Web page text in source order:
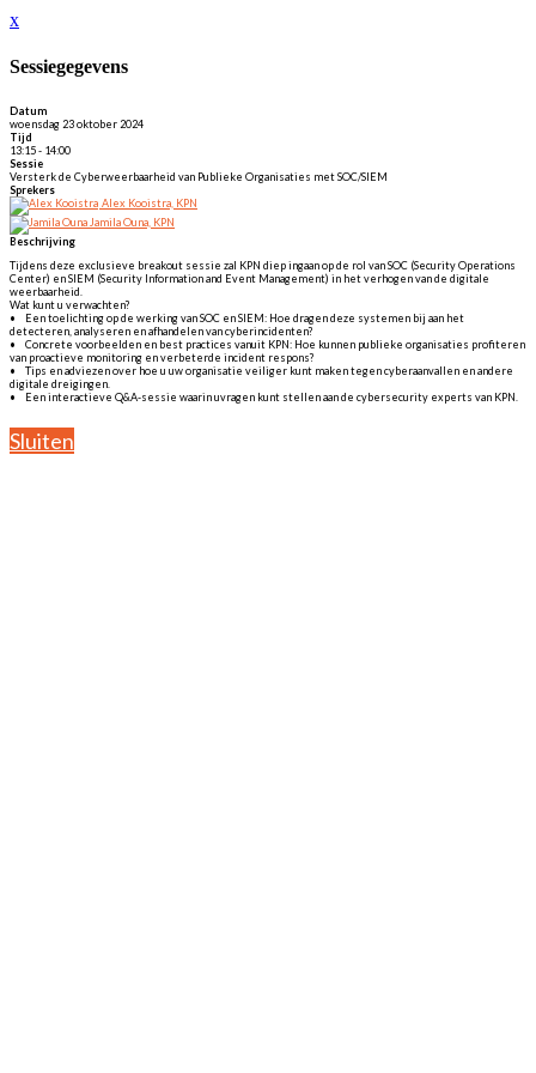
x
Sessiegegevens
Datum
woensdag 23 oktober 2024
Tijd
13:15 - 14:00
Sessie
Versterk de Cyberweerbaarheid van Publieke Organisaties met SOC/SIEM
Sprekers
Alex Kooistra, KPN
Jamila Ouna, KPN
Beschrijving
Tijdens deze exclusieve breakout sessie zal KPN diep ingaan op de rol van SOC (Security Operations
Center) en SIEM (Security Information and Event Management) in het verhogen van de digitale
weerbaarheid.
Wat kunt u verwachten?
• Een toelichting op de werking van SOC en SIEM: Hoe dragen deze systemen bij aan het
detecteren, analyseren en afhandelen van cyberincidenten?
• Concrete voorbeelden en best practices vanuit KPN: Hoe kunnen publieke organisaties profiteren
van proactieve monitoring en verbeterde incident respons?
• Tips en adviezen over hoe u uw organisatie veiliger kunt maken tegen cyberaanvallen en andere
digitale dreigingen.
• Een interactieve Q&A-sessie waarin uvragen kunt stellen aan de cybersecurity experts van KPN.
Sluiten